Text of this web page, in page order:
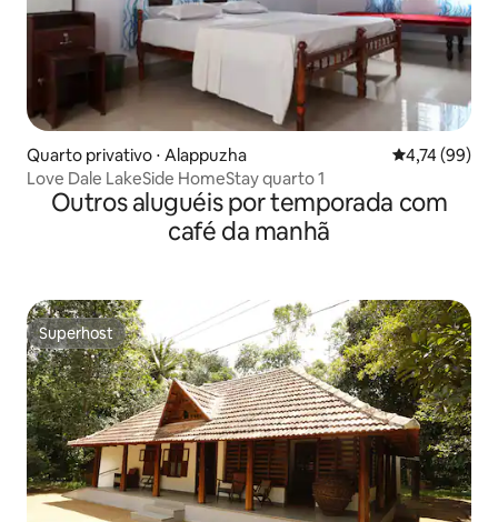
Quarto privativo ⋅ Alappuzha 4,74 de uma
4,74 (99)
Love Dale LakeSide HomeStay quarto 1
Outros aluguéis por temporada com
café da manhã
Superhost
Superhost